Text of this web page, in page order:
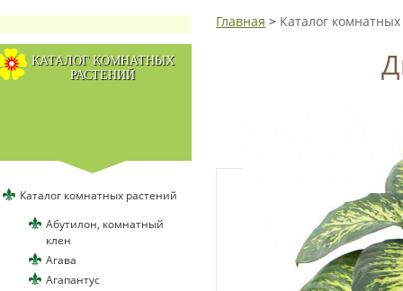
Главная > Каталог
КАТАЛОГ КОМНАТНЫХ
РАСТЕНИЙ
Каталог комнатных растений
Абутилон, комнатный
клен
Агава
Агапантус